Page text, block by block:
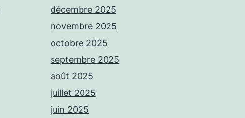
décembre 2025
novembre 2025
octobre 2025
septembre 2025
août 2025
juillet 2025
juin 2025